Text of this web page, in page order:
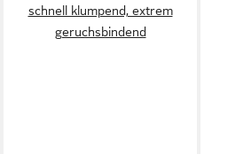
schnell klumpend, extrem
geruchsbindend